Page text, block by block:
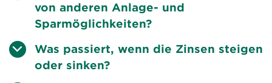
von anderen Anlage- und
Sparmöglichkeiten?
Was passiert, wenn die Zinsen steigen
oder sinken?